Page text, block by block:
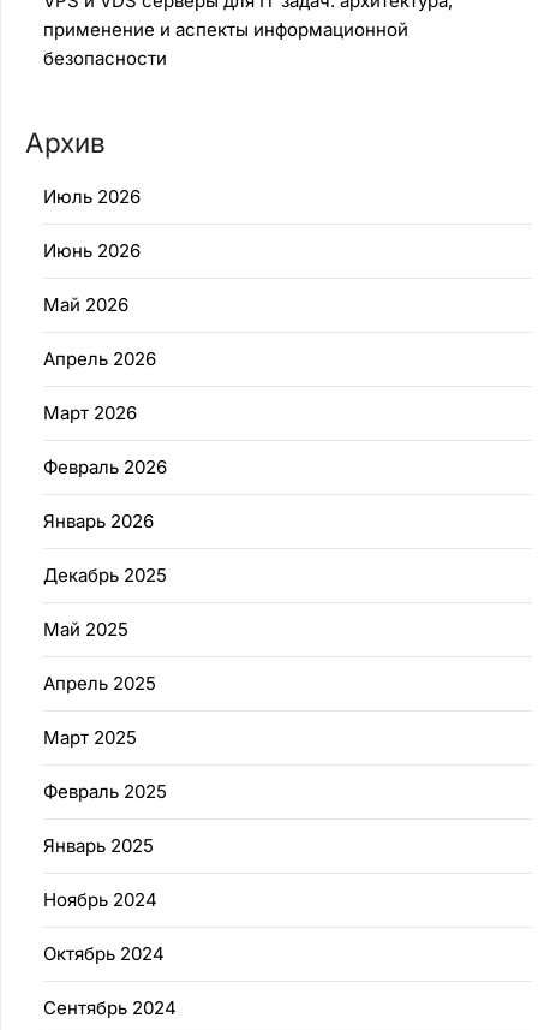
применение и аспекты информационной
безопасности
Архив
Июль 2026
Июнь 2026
Май 2026
Апрель 2026
Март 2026
Февраль 2026
Январь 2026
Декабрь 2025
Май 2025
Апрель 2025
Март 2025
Февраль 2025
Январь 2025
Ноябрь 2024
Октябрь 2024
Сентябрь 2024